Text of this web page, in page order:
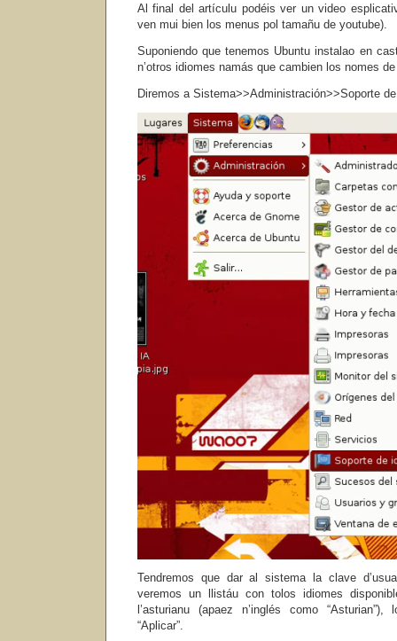
Al final del artículu podéis ver un video
ven mui bien los menus pol tamañu de youtube).
Suponiendo que tenemos Ubuntu instalao en
n’otros idiomes namás que cambien los nomes
Diremos a Sistema>>Administración>>Soporte
Tendremos que dar al sistema la clave
veremos un llistáu con tolos idiomes
l’asturianu (apaez n’inglés como
“Aplicar”.